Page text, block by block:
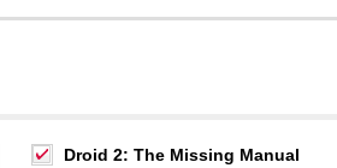
Droid 2: The Missing Manual